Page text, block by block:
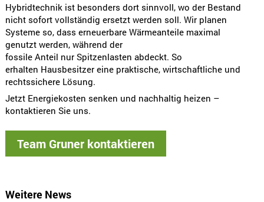
Hybridtechnik ist besonders dort sinnvoll, wo der Bestand
nicht sofort vollständig ersetzt werden soll. Wir planen
Systeme so, dass erneuerbare Wärmeanteile maximal
genutzt werden, während der
fossile Anteil nur Spitzenlasten abdeckt. So
erhalten Hausbesitzer eine praktische, wirtschaftliche und
rechtssichere Lösung.
Jetzt Energiekosten senken und nachhaltig heizen –
kontaktieren Sie uns.
Team Gruner kontaktieren
Weitere News